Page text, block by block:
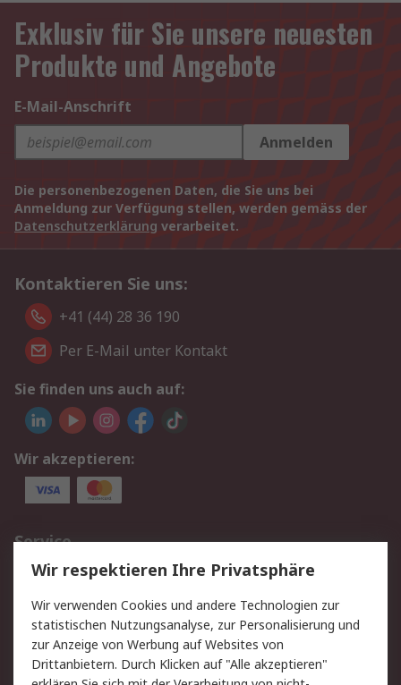
Exklusiv für Sie unsere neuesten
Produkte und Angebote
E-Mail-Anschrift
Anmelden
Die personenbezogenen Daten, die Sie uns bei
Anmeldung zur Verfügung stellen, werden gemäss der
Datenschutzerklärung verarbeitet.
Kontaktieren Sie uns:
+41 (44) 28 36 190
Per E-Mail unter Kontakt
Sie finden uns auch auf:
Wir akzeptieren:
Service
Value Added Services
Lieferlösungen
Rücksendungen
Kontakt
Hilfe
Rechtliches
Wir respektieren Ihre Privatsphäre
Wir verwenden Cookies und andere Technologien zur
statistischen Nutzungsanalyse, zur Personalisierung und
zur Anzeige von Werbung auf Websites von
Drittanbietern. Durch Klicken auf "Alle akzeptieren"